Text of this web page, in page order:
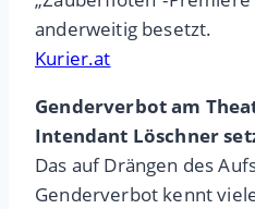
anderweitig besetzt.
Kurier.at
Genderverbot am
Intendant Löschner
Das auf Drängen des
Genderverbot kennt